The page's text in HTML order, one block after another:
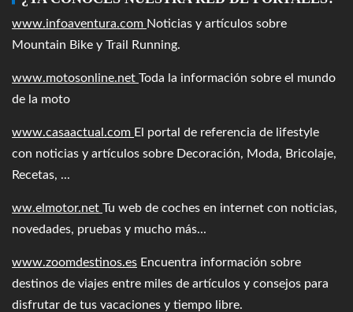
www.infoaventura.com Noticias y artículos sobre
Mountain Bike y Trail Running.
www.motosonline.net Toda la información sobre el mundo
de la moto
www.casaactual.com El portal de referencia de lifestyle
con noticias y artículos sobre Decoración, Moda, Bricolaje,
Recetas, ...
ww.elmotor.net Tu web de coches en internet con noticias,
novedades, pruebas y mucho más...
www.zoomdestinos.es Encuentra información sobre
destinos de viajes entre miles de artículos y consejos para
disfrutar de tus vacaciones y tiempo libre.